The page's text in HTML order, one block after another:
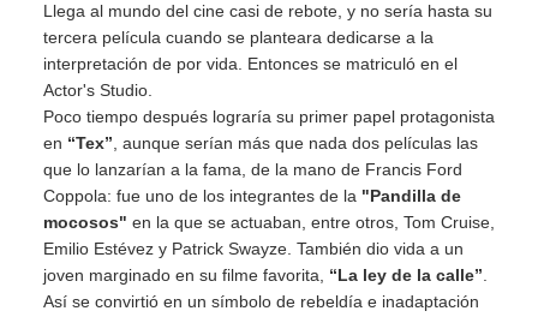
Llega al mundo del cine casi de rebote, y no sería hasta su
tercera película cuando se planteara dedicarse a la
interpretación de por vida. Entonces se matriculó en el
Actor's Studio.
Poco tiempo después lograría su primer papel protagonista
en “Tex” , aunque serían más que nada dos películas las
que lo lanzarían a la fama, de la mano de Francis Ford
Coppola: fue uno de los integrantes de la "Pandilla de
mocosos" en la que se actuaban, entre otros, Tom Cruise,
Emilio Estévez y Patrick Swayze. También dio vida a un
joven marginado en su filme favorita, “La ley de la calle”
Así se convirtió en un símbolo de rebeldía e inadaptación